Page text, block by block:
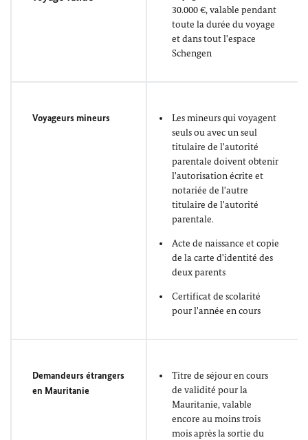
30.000 €, valable pendant
toute la durée du voyage
et dans tout l'espace
Schengen
Voyageurs mineurs
Les mineurs qui voyagent
seuls ou avec un seul
titulaire de l'autorité
parentale doivent obtenir
l'autorisation écrite et
notariée de l'autre
titulaire de l'autorité
parentale.
Acte de naissance et copie
de la carte d'identité des
deux parents
Certificat de scolarité
pour l'année en cours
Demandeurs étrangers
en Mauritanie
Titre de séjour en cours
de validité pour la
Mauritanie, valable
encore au moins trois
mois après la sortie du